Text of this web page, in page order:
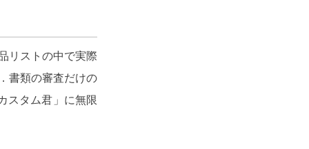
リストの中で実際
書類の審査だけの
スタム君」に無限